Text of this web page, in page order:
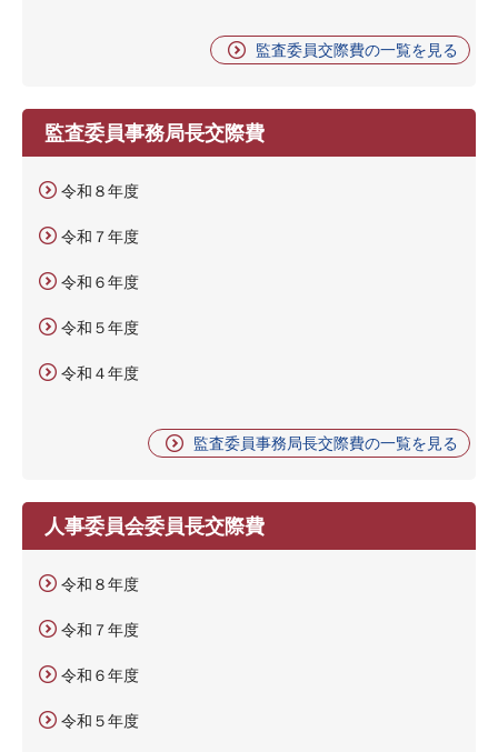
監査委員交際費の一覧を見る
監査委員事務局長交際費
令和８年度
令和７年度
令和６年度
令和５年度
令和４年度
監査委員事務局長交際費の一覧を見る
人事委員会委員長交際費
令和８年度
令和７年度
令和６年度
令和５年度